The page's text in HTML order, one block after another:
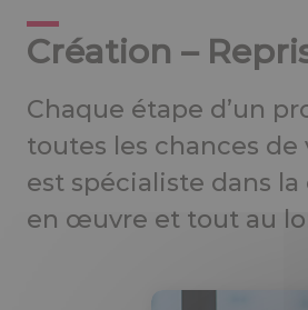
Création –
Chaque étape d’un
toutes les chances
est spécialiste dans
en œuvre et tout au